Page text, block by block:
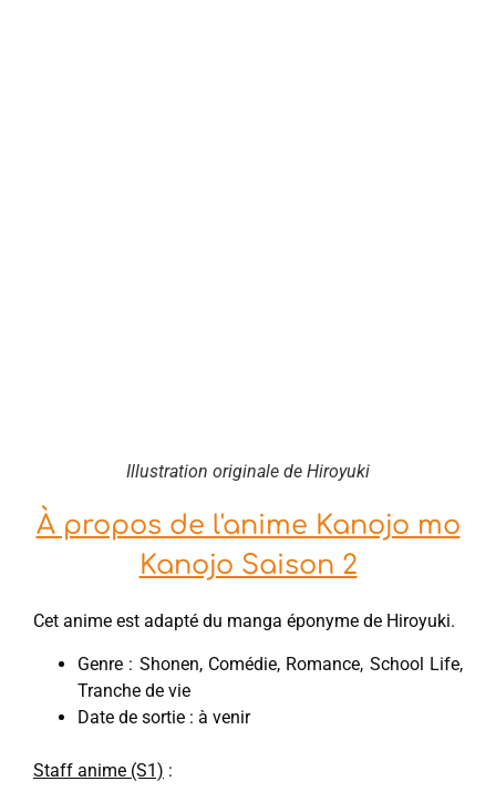
Illustration originale de Hiroyuki
À propos de l'anime Kanojo mo
Kanojo Saison 2
Cet anime est adapté du manga éponyme de Hiroyuki.
Genre : Shonen, Comédie, Romance, School Life,
Tranche de vie
Date de sortie : à venir
Staff anime (S1) :